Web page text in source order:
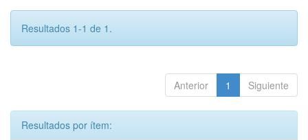
Resultados 1-1 de 1.
Anterior 1 Siguiente
Resultados por ítem: